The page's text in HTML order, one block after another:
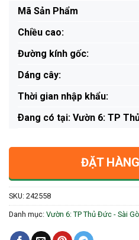
Mã Sản Phẩm
Chiều cao:
Đường kính gốc:
Dáng cây:
Thời gian nhập khẩu:
Ðang có tại: Vườn 6: TP
ĐẶT
SKU: 242558
Danh mục: Vườn 6: TP Thủ Đức - Sài